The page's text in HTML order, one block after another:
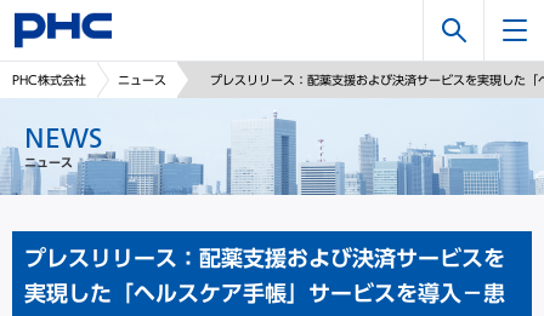
検
索
PHC株式会社 ニュース プレスリリース：配薬支援および決済サービスを実現した
NEWS
ニュース
プレスリリース：配薬支援および決済サービスを
実現した「ヘルスケア手帳」サービスを導入－患